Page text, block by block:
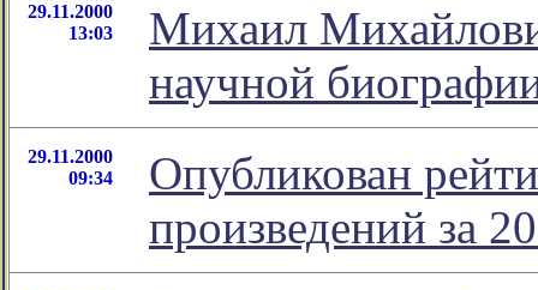
29.11.2000
13:03
Михаил
научной
29.11.2000
09:34
Опубликован
произведений за